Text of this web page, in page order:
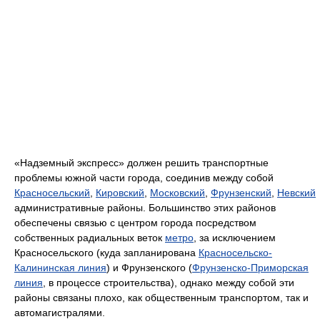
«Надземный экспресс» должен решить транспортные
проблемы южной части города, соединив между собой
Красносельский
Кировский Московский Фрунзенский
Невский
административные районы. Большинство этих районов
обеспечены связью с центром города посредством
собственных радиальных веток метро , за исключением
Красносельского (куда запланирована Красносельско-
Калининская линия) и Фрунзенского (Фрунзенско-Приморская
линия , в процессе строительства), однако между собой эти
районы связаны плохо, как общественным транспортом, так и
автомагистралями.